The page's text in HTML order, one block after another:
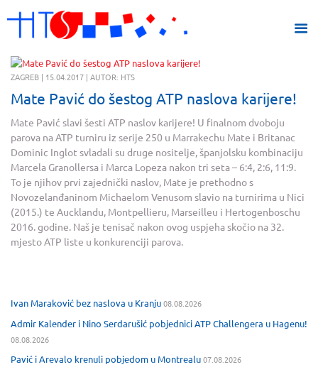
ZAGREB | 15.04.2017 | AUTOR: HTS
Mate Pavić do šestog ATP naslova karijere!
Mate Pavić slavi šesti ATP naslov karijere! U finalnom dvoboju
parova na ATP turniru iz serije 250 u Marrakechu Mate i Britanac
Dominic Inglot svladali su druge nositelje, španjolsku kombinaciju
Marcela Granollersa i Marca Lopeza nakon tri seta – 6:4, 2:6, 11:9.
To je njihov prvi zajednički naslov, Mate je prethodno s
Novozelanđaninom Michaelom Venusom slavio na turnirima u Nici
(2015.) te Aucklandu, Montpellieru, Marseilleu i Hertogenboschu
2016. godine. Naš je tenisač nakon ovog uspjeha skočio na 32.
mjesto ATP liste u konkurenciji parova.
Ivan Maraković bez naslova u Kranju08.08.2026
Admir Kalender i Nino Serdarušić pobjednici ATP Challengera u Hagenu!
08.08.2026
Pavić i Arevalo krenuli pobjedom u Montrealu07.08.2026